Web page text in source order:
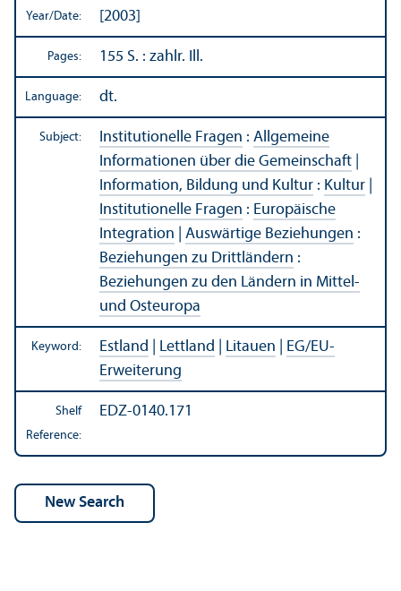
Year/Date: [2003]
Pages: 155 S. : zahlr. Ill.
Language: dt.
Subject: Institutionelle Fragen : Allgemeine
Informationen über die Gemeinschaft
Information, Bildung und Kultur : Kultur
Institutionelle Fragen : Europäische
Integration
Auswärtige Beziehungen :
Beziehungen zu Drittländern :
Beziehungen zu den Ländern in Mittel-
und Osteuropa
Keyword: Estland Lettland Litauen EG/EU-
Erweiterung
Shelf
Reference:
EDZ-0140.171